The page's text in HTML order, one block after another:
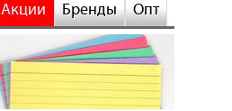
Акции Бренды Опт